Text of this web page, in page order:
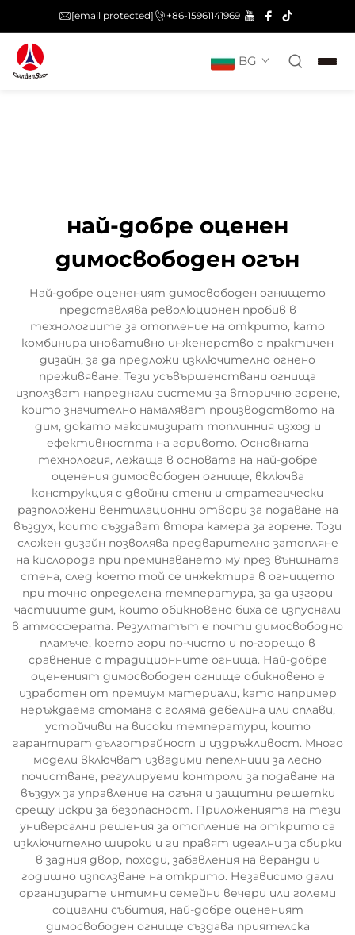
[email protected] +86-15961141969
BG
най-добре оценен
димосвободен огън
Най-добре оцененият димосвободен огнището
представлява революционен пробив в
технологиите за отопление на открито, като
комбинира иновативно инженерство с практичен
дизайн, за да предложи изключително огнено
преживяване. Тези усъвършенствани огнища
използват напреднали системи за вторично горене,
които значително намаляват производството на
дим, докато максимизират топлинния изход и
ефективността на горивото. Основната
технология, лежаща в основата на най-добре
оценения димосвободен огнище, включва
конструкция с двойни стени и стратегически
разположени вентилационни отвори за подаване на
въздух, които създават втора камера за горене. Този
сложен дизайн позволява предварително затопляне
на кислорода при преминаването му през външната
стена, след което той се инжектира в огнището
при точно определена температура, за да изгори
частиците дим, които обикновено биха се изпуснали
в атмосферата. Резултатът е почти димосвободно
пламъче, което гори по-чисто и по-горещо в
сравнение с традиционните огнища. Най-добре
оцененият димосвободен огнище обикновено е
изработен от премиум материали, като например
неръждаема стомана с голяма дебелина или сплави,
устойчиви на високи температури, които
гарантират дълготрайност и издръжливост. Много
модели включват извадими пепелници за лесно
почистване, регулируеми контроли за подаване на
въздух за управление на огъня и защитни решетки
срещу искри за безопасност. Приложенията на тези
универсални решения за отопление на открито са
изключително широки и ги правят идеални за сбирки
в задния двор, походи, забавления на веранди и
годишно използване на открито. Независимо дали
организирате интимни семейни вечери или големи
социални събития, най-добре оцененият
димосвободен огнище създава приятелска